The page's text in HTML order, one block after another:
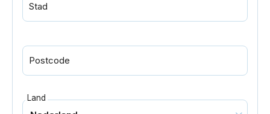
Stad
Postcode
Land